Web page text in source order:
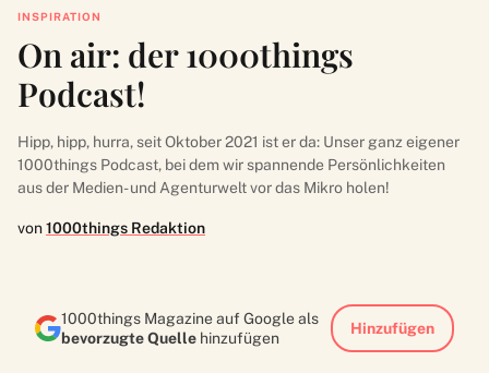
INSPIRATION
On air: der 1000things
Podcast!
Hipp, hipp, hurra, seit Oktober 2021 ist er da: Unser ganz eigener
1000things Podcast, bei dem wir spannende Persönlichkeiten
aus der Medien- und Agenturwelt vor das Mikro holen!
von1000things Redaktion
1000things Magazine auf Google als
bevorzugte Quelle hinzufügen
Hinzufügen